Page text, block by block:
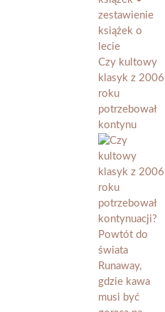
Czy kultowy
klasyk z 2006
roku
potrzebował
kontynu